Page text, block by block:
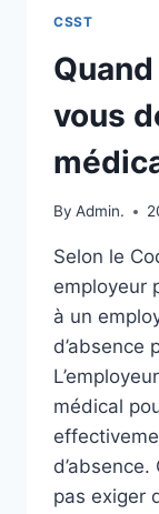
CSST
vous
By Admin.
Selon le
employeur
à un
d’absence
médical
pas exiger